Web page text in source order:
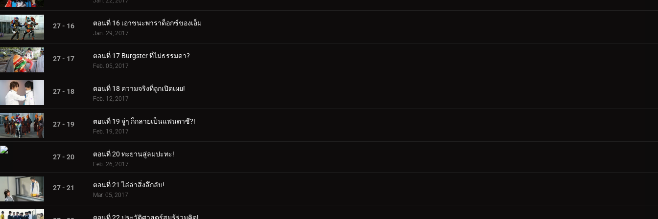
27 - 16 ตอนที่ 16 เอาชนะพาราด็อกซ์ของเอ็ม
Jan. 29, 2017
27 - 17 ตอนที่ 17 Burgster ที่ไม่ธรรมดา?
Feb. 05, 2017
27 - 18 ตอนที่ 18 ความจริงที่ถูกเปิดเผย!
Feb. 12, 2017
27 - 19 ตอนที่ 19 จู่ๆ ก็กลายเป็นแฟนตาซี?!
Feb. 19, 2017
27 - 20 ตอนที่ 20 ทะยานสู่ลมปะทะ!
Feb. 26, 2017
27 - 21 ตอนที่ 21 ไล่ล่าสิ่งลึกลับ!
Mar. 05, 2017
ตอนที่ 22 ประวัติศาสตร์สมรู้ร่วมคิด!